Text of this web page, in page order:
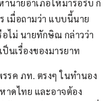
านายอำเภอให้มารอรับ ก็
เมื่อถามว่า แบบนี้นาย
อไม่ นายทักษิณ กล่าวว่า
นเรื่องของมารยาท
รค ภท. ตรงๆ ในทำนอง
าดไทย และอาจต้อง